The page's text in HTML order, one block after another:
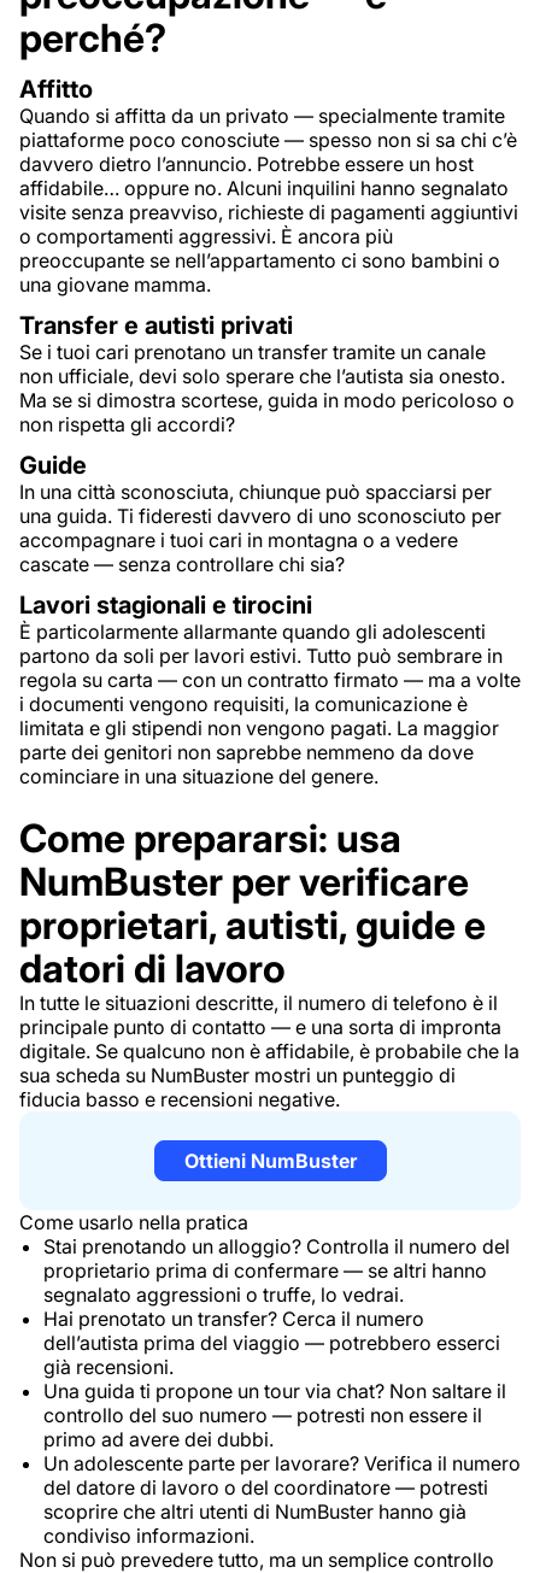
perché?
Affitto
Quando si affitta da un privato — specialmente tramite
piattaforme poco conosciute — spesso non si sa chi c’è
davvero dietro l’annuncio. Potrebbe essere un host
affidabile… oppure no. Alcuni inquilini hanno segnalato
visite senza preavviso, richieste di pagamenti aggiuntivi
o comportamenti aggressivi. È ancora più
preoccupante se nell’appartamento ci sono bambini o
una giovane mamma.
Transfer e autisti privati
Se i tuoi cari prenotano un transfer tramite un canale
non ufficiale, devi solo sperare che l’autista sia onesto.
Ma se si dimostra scortese, guida in modo pericoloso o
non rispetta gli accordi?
Guide
In una città sconosciuta, chiunque può spacciarsi per
una guida. Ti fideresti davvero di uno sconosciuto per
accompagnare i tuoi cari in montagna o a vedere
cascate — senza controllare chi sia?
Lavori stagionali e tirocini
È particolarmente allarmante quando gli adolescenti
partono da soli per lavori estivi. Tutto può sembrare in
regola su carta — con un contratto firmato — ma a volte
i documenti vengono requisiti, la comunicazione è
limitata e gli stipendi non vengono pagati. La maggior
parte dei genitori non saprebbe nemmeno da dove
cominciare in una situazione del genere.
Come prepararsi: usa
NumBuster per verificare
proprietari, autisti, guide e
datori di lavoro
In tutte le situazioni descritte, il numero di telefono è il
principale punto di contatto — e una sorta di impronta
digitale. Se qualcuno non è affidabile, è probabile che la
sua scheda su NumBuster mostri un punteggio di
fiducia basso e recensioni negative.
Ottieni NumBuster
Come usarlo nella pratica
Stai prenotando un alloggio? Controlla il numero del
proprietario prima di confermare — se altri hanno
segnalato aggressioni o truffe, lo vedrai.
Hai prenotato un transfer? Cerca il numero
dell’autista prima del viaggio — potrebbero esserci
già recensioni.
Una guida ti propone un tour via chat? Non saltare il
controllo del suo numero — potresti non essere il
primo ad avere dei dubbi.
Un adolescente parte per lavorare? Verifica il numero
del datore di lavoro o del coordinatore — potresti
scoprire che altri utenti di NumBuster hanno già
condiviso informazioni.
Non si può prevedere tutto, ma un semplice controllo